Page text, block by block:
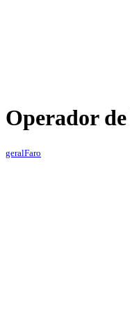
Operador
geralFaro